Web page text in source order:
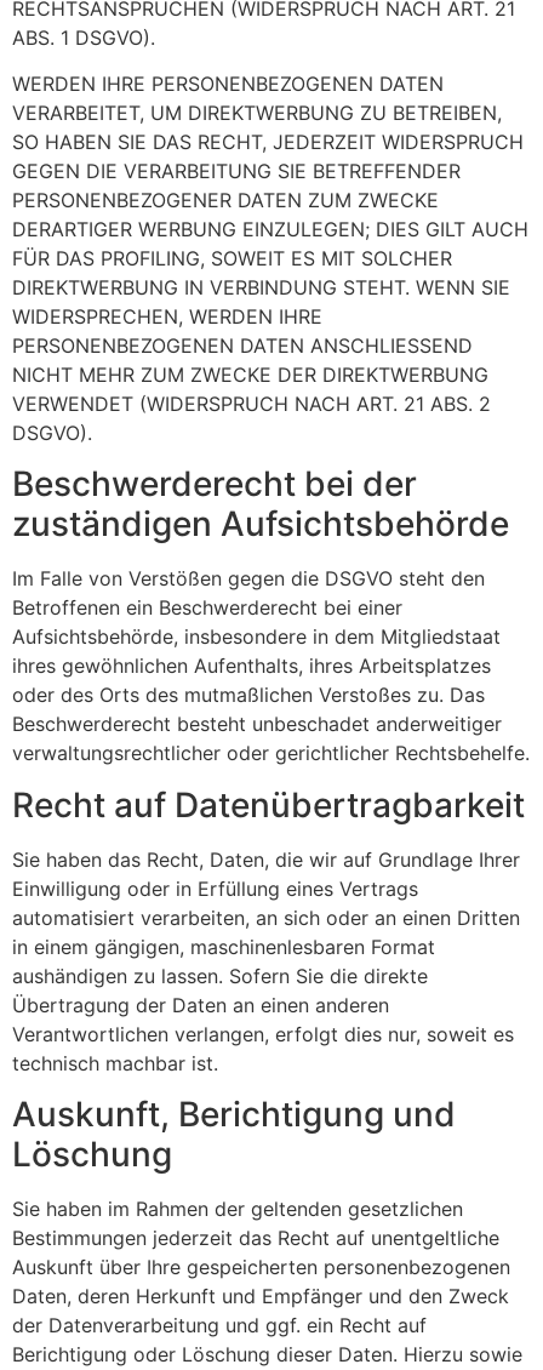
RECHTSANSPRÜCHEN (WIDERSPRUCH NACH ART. 21
ABS. 1 DSGVO).
WERDEN IHRE PERSONENBEZOGENEN DATEN
VERARBEITET, UM DIREKTWERBUNG ZU BETREIBEN,
SO HABEN SIE DAS RECHT, JEDERZEIT WIDERSPRUCH
GEGEN DIE VERARBEITUNG SIE BETREFFENDER
PERSONENBEZOGENER DATEN ZUM ZWECKE
DERARTIGER WERBUNG EINZULEGEN; DIES GILT AUCH
FÜR DAS PROFILING, SOWEIT ES MIT SOLCHER
DIREKTWERBUNG IN VERBINDUNG STEHT. WENN SIE
WIDERSPRECHEN, WERDEN IHRE
PERSONENBEZOGENEN DATEN ANSCHLIESSEND
NICHT MEHR ZUM ZWECKE DER DIREKTWERBUNG
VERWENDET (WIDERSPRUCH NACH ART. 21 ABS. 2
DSGVO).
Beschwerde­recht bei der
zuständigen Aufsichts­behörde
Im Falle von Verstößen gegen die DSGVO steht den
Betroffenen ein Beschwerderecht bei einer
Aufsichtsbehörde, insbesondere in dem Mitgliedstaat
ihres gewöhnlichen Aufenthalts, ihres Arbeitsplatzes
oder des Orts des mutmaßlichen Verstoßes zu. Das
Beschwerderecht besteht unbeschadet anderweitiger
verwaltungsrechtlicher oder gerichtlicher Rechtsbehelfe.
Recht auf Daten­übertrag­barkeit
Sie haben das Recht, Daten, die wir auf Grundlage Ihrer
Einwilligung oder in Erfüllung eines Vertrags
automatisiert verarbeiten, an sich oder an einen Dritten
in einem gängigen, maschinenlesbaren Format
aushändigen zu lassen. Sofern Sie die direkte
Übertragung der Daten an einen anderen
Verantwortlichen verlangen, erfolgt dies nur, soweit es
technisch machbar ist.
Auskunft, Berichtigung und
Löschung
Sie haben im Rahmen der geltenden gesetzlichen
Bestimmungen jederzeit das Recht auf unentgeltliche
Auskunft über Ihre gespeicherten personenbezogenen
Daten, deren Herkunft und Empfänger und den Zweck
der Datenverarbeitung und ggf. ein Recht auf
Berichtigung oder Löschung dieser Daten. Hierzu sowie